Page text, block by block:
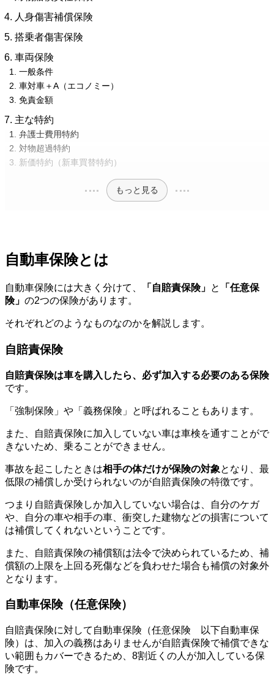
人身傷害補償保険
搭乗者傷害保険
車両保険
一般条件
車対車＋A（エコノミー）
免責金額
主な特約
弁護士費用特約
対物超過特約
新価特約（新車買替特約）
もっと見る
自動車保険とは
自動車保険には大きく分けて、 「自賠責保険」 と
「任意保
険」 の2つの保険があります。
それぞれどのようなものなのかを解説します。
自賠責保険
自賠責保険は車を購入したら、必ず加入する必要のある保険
です。
「強制保険」や「義務保険」と呼ばれることもあります。
また、自賠責保険に加入していない車は車検を通すことがで
きないため、乗ることができません。
事故を起こしたときは相手の体だけが保険の対象となり、最
低限の補償しか受けられないのが自賠責保険の特徴です。
つまり自賠責保険しか加入していない場合は、自分のケガ
や、自分の車や相手の車、衝突した建物などの損害について
は補償してくれないということです。
また、自賠責保険の補償額は法令で決められているため、補
償額の上限を上回る死傷などを負わせた場合も補償の対象外
となります。
自動車保険（任意保険）
自賠責保険に対して自動車保険（任意保険 以下自動車保
険）は、加入の義務はありませんが自賠責保険で補償できな
い範囲もカバーできるため、8割近くの人が加入している保
険です。